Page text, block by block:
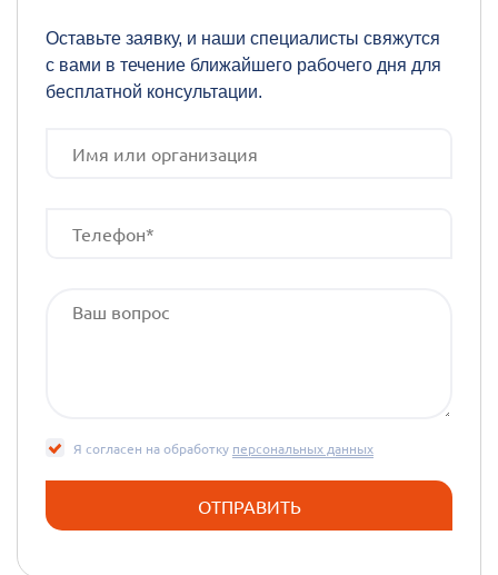
Оставьте заявку, и наши специалисты свяжутся
с вами в течение ближайшего рабочего дня для
бесплатной консультации.
Я согласен на обработку персональных данных